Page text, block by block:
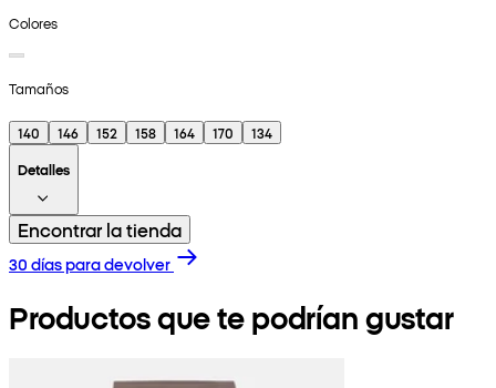
Colores
Tamaños
140 146 152 158 164 170
134
Detalles
Encontrar la tienda
30 días para devolver
Productos que te podrían gustar